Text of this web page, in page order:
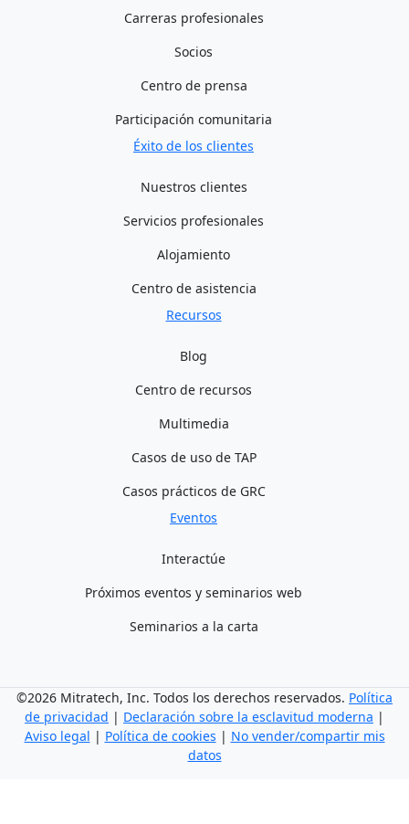
Carreras profesionales
Socios
Centro de prensa
Participación comunitaria
Éxito de los clientes
Nuestros clientes
Servicios profesionales
Alojamiento
Centro de asistencia
Recursos
Blog
Centro de recursos
Multimedia
Casos de uso de TAP
Casos prácticos de GRC
Eventos
Interactúe
Próximos eventos y seminarios web
Seminarios a la carta
©2026 Mitratech, Inc. Todos los derechos reservados. Política
de privacidad | Declaración sobre la esclavitud moderna |
Aviso legal | Política de cookies | No vender/compartir mis
datos